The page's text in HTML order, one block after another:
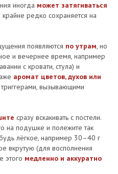
иногда может затягиваться
редко сохраняется на
появляются по утрам, но
и вечернее время, например
с кровати, стула) и
аромат цветов, духов или
триггерами, вызывающими
сразу вскакивать с постели.
на подушке и полежите так
лёгкое, например 30–40 г
вкрутую (для восполнения
этого медленно и аккуратно